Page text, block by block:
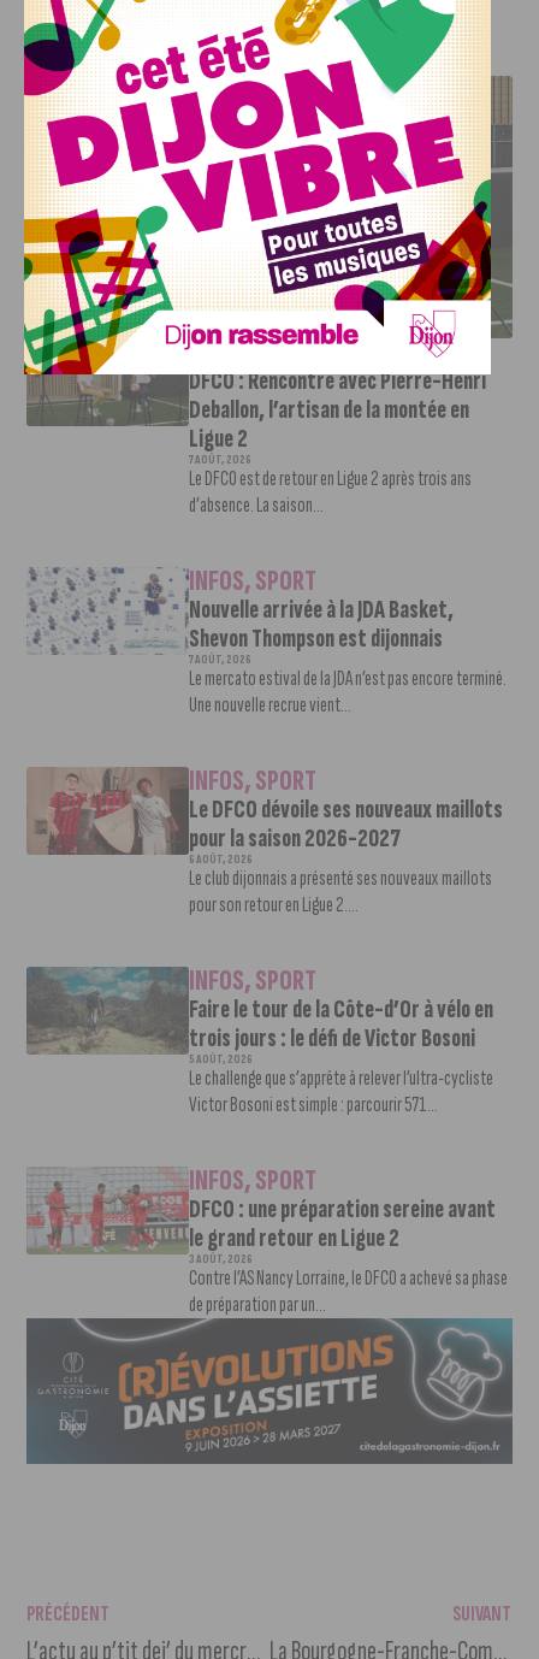
J'AIME LE DFCO
DFCO : RENCONTRE AVEC PIERRE-HENRI DEBALLON,
L’ARTISAN DE LA MONTÉE EN LIGUE 2
INFOS,SPORT
DFCO : Rencontre avec Pierre-Henri
Deballon, l’artisan de la montée en
Ligue 2
7 AOÛT, 2026
Le DFCO est de retour en Ligue 2 après trois ans
d’absence. La saison...
INFOS,SPORT
Nouvelle arrivée à la JDA Basket,
Shevon Thompson est dijonnais
7 AOÛT, 2026
Le mercato estival de la JDA n’est pas encore terminé.
Une nouvelle recrue vient...
INFOS,SPORT
Le DFCO dévoile ses nouveaux maillots
pour la saison 2026-2027
6 AOÛT, 2026
Le club dijonnais a présenté ses nouveaux maillots
pour son retour en Ligue 2....
INFOS,SPORT
Faire le tour de la Côte-d’Or à vélo en
trois jours : le défi de Victor Bosoni
5 AOÛT, 2026
Le challenge que s’apprête à relever l’ultra-cycliste
Victor Bosoni est simple : parcourir 571...
INFOS,SPORT
DFCO : une préparation sereine avant
le grand retour en Ligue 2
3 AOÛT, 2026
Contre l’AS Nancy Lorraine, le DFCO a achevé sa phase
de préparation par un...
PRÉCÉDENT
L’actu au p’tit dej’ du mercredi 17 mars 2021
SUIVANT
La Bourgogne-Franche-Comté à l’honneur sur M6